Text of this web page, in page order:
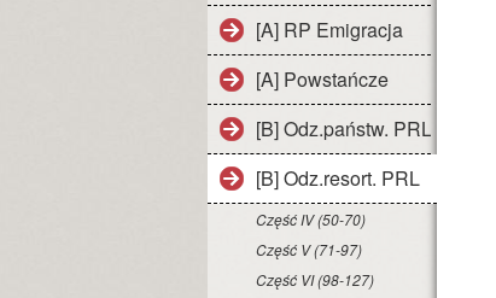
[A] RP Emigracja
[A] Powstańcze
[B] Odz.państw. PRL
[B] Odz.resort. PRL
Część IV (50-70)
Część V (71-97)
Część VI (98-127)